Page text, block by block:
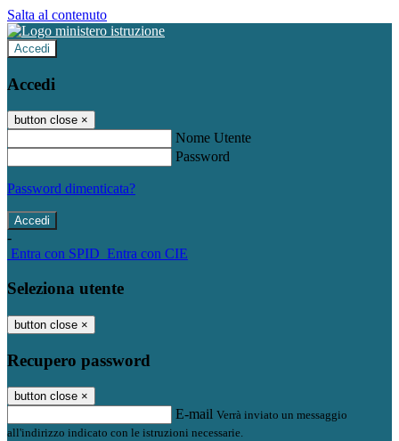
Salta al contenuto
Accedi
Accedi
button close ×
Nome Utente
Password
Password dimenticata?
-
Entra con SPID Entra con CIE
Seleziona utente
button close ×
Recupero password
button close ×
E-mail Verrà inviato un messaggio
all'indirizzo indicato con le istruzioni necessarie.